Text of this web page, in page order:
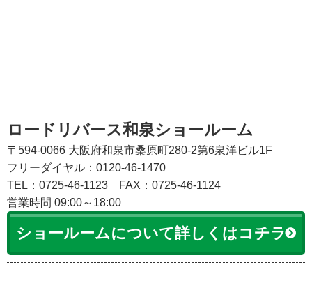
ロードリバース和泉ショールーム
〒594-0066 大阪府和泉市桑原町280-2第6泉洋ビル1F
フリーダイヤル：0120-46-1470
TEL：0725-46-1123
FAX：0725-46-1124
営業時間 09:00～18:00
ショールームについて詳しくはコチラ